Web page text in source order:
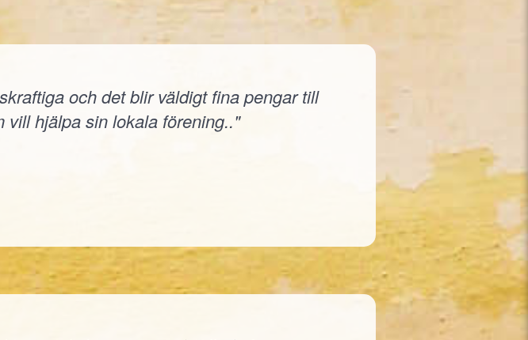
och det blir väldigt fina pengar till
vill hjälpa sin lokala förening.."